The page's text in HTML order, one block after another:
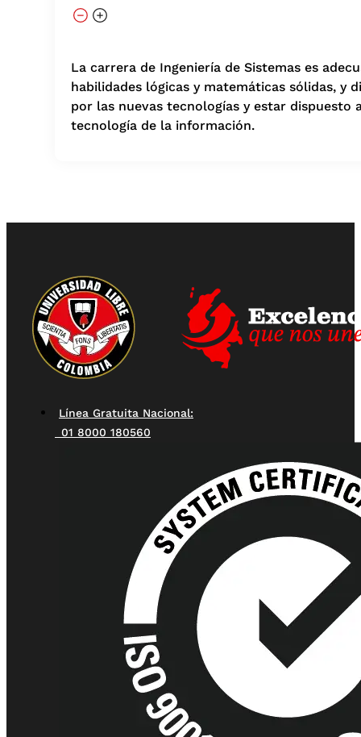
La carrera de Ingeniería de Sistemas es
habilidades lógicas y matemáticas sólidas,
por las nuevas tecnologías y estar
tecnología de la información.
Línea Gratuita Nacional:
01 8000 180560